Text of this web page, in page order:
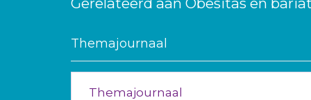
Themajournaal
Themajournaal